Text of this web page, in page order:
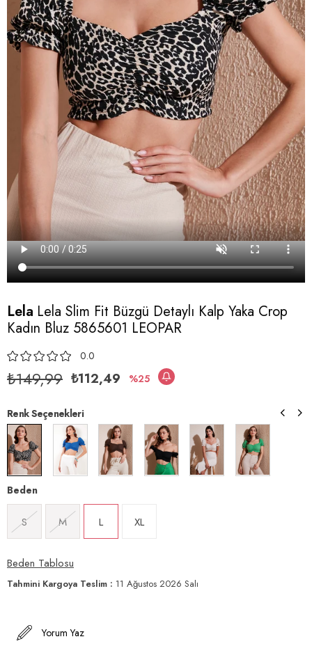
Lela Lela Slim Fit Büzgü Detaylı Kalp Yaka Crop
Kadın Bluz 5865601 LEOPAR
0.0
₺149,99 ₺112,49 25
Renk Seçenekleri
Beden
S M L XL
Beden Tablosu
Tahmini Kargoya Teslim : 11 Ağustos 2026 Salı
Yorum Yaz